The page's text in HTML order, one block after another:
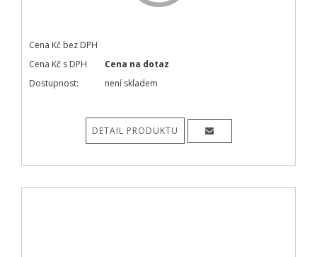
Cena Kč bez DPH
Cena Kč s DPH
Cena na dotaz
Dostupnost:
není skladem
DETAIL PRODUKTU